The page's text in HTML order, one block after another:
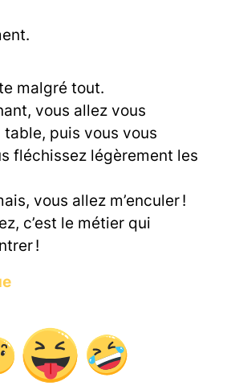
malgré tout.
vous allez vous
puis vous vous
fléchissez légèrement les
vous allez m’enculer !
c’est le métier qui
!